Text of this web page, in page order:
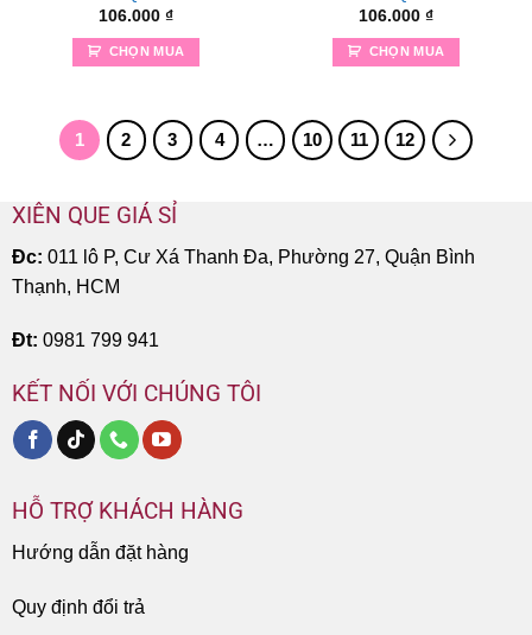
106.000 ₫
CHỌN MUA
106.000 ₫
CHỌN MUA
1 2 3 4 … 10 11 12
XIÊN QUE GIÁ SỈ
Đc: 011 lô P, Cư Xá Thanh Đa, Phường 27, Quận Bình
Thạnh, HCM
Đt: 0981 799 941
KẾT NỐI VỚI CHÚNG TÔI
HỖ TRỢ KHÁCH HÀNG
Hướng dẫn đặt hàng
Quy định đổi trả